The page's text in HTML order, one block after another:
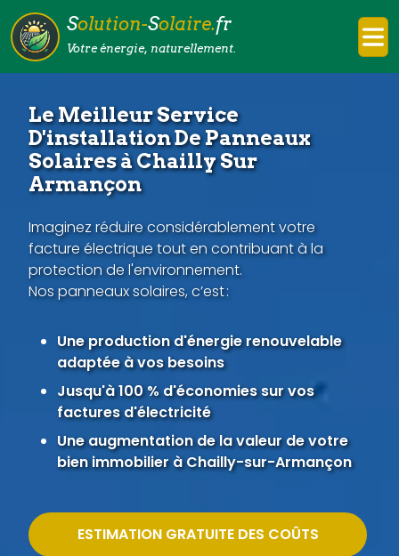
Solution-Solaire.fr
Votre énergie, naturellement.
Le Meilleur Service
D'installation De Panneaux
Solaires à Chailly Sur
Armançon
Imaginez réduire considérablement votre
facture électrique tout en contribuant à la
protection de l'environnement.
Nos panneaux solaires, c’est :
Une production d'énergie renouvelable
adaptée à vos besoins
Jusqu'à 100 % d'économies sur vos
factures d'électricité
Une augmentation de la valeur de votre
bien immobilier à Chailly-sur-Armançon
ESTIMATION GRATUITE DES COÛTS